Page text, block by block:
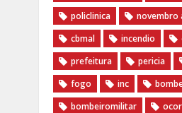
policlinica
novembro
cbmal
incendio
prefeitura
pericia
fogo
inc
bombeiromilitar